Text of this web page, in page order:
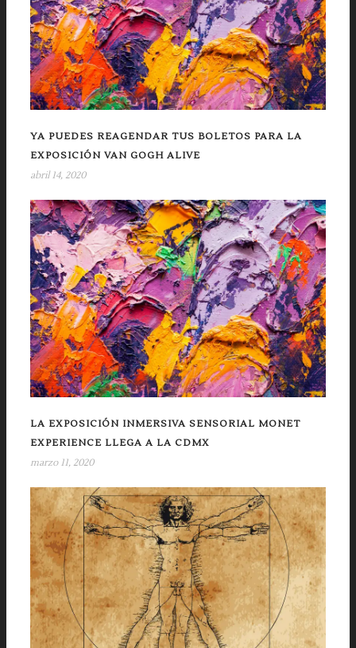
YA PUEDES REAGENDAR TUS BOLETOS PARA LA
EXPOSICIÓN VAN GOGH ALIVE
abril 14, 2020
LA EXPOSICIÓN INMERSIVA SENSORIAL MONET
EXPERIENCE LLEGA A LA CDMX
marzo 11, 2020